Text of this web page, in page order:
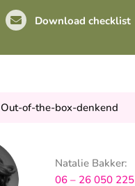
Download checklist
Out-of-the-box-denkend
Natalie Bakker:
06 – 26 050 225